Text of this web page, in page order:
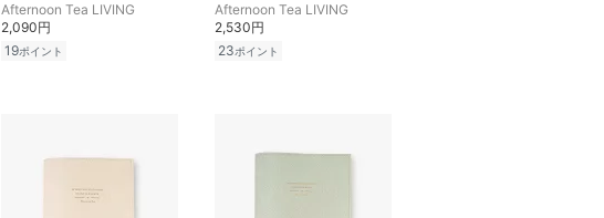
Afternoon Tea LIVING
2,090円
19ポイント
Afternoon Tea LIVING
2,530円
23ポイント